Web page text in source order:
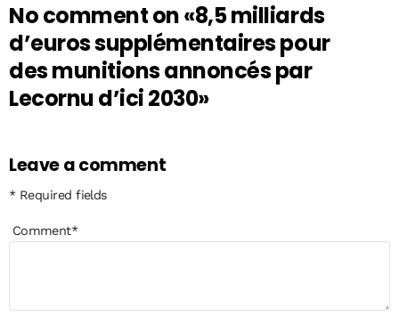
No comment on«8,5 milliards
d’euros supplémentaires pour
des munitions annoncés par
Lecornu d’ici 2030»
Leave a comment
* Required fields
Comment*